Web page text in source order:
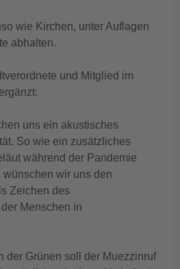
wie Kirchen, unter Auflagen
abhalten.
und Mitglied im
uns ein akustisches
So wie ein zusätzliches
während der Pandemie
wünschen wir uns den
Zeichen des
Menschen in
der Grünen soll der Muezzinruf